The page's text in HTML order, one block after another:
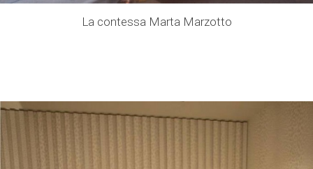
La contessa Marta Marzotto